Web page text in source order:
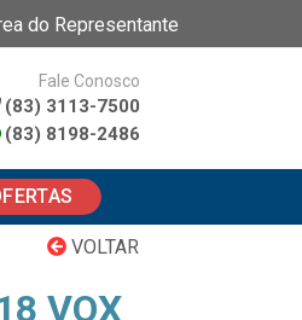
do Representante
Fale Conosco
(83) 3113-7500
(83) 8198-2486
VOLTAR
VOX